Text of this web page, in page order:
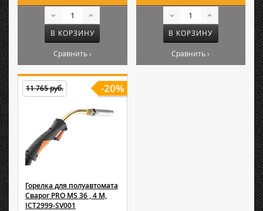
В КОРЗИНУ
Сравнить ›
В КОРЗИНУ
Сравнить ›
Горелка для полуавтомата
Сварог PRO MS 36 , 4 M,
ICT2999-SV001
-20%
11 765 руб.